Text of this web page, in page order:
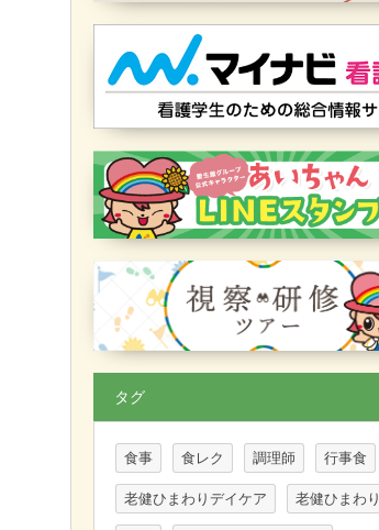
タグ
食事 食レク 調理師 行事食
老健ひまわりデイケア 老健ひまわり